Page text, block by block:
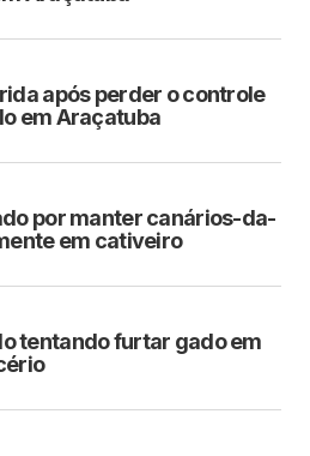
após perder o controle
em Araçatuba
por manter canários-da-
em cativeiro
tentando furtar gado em